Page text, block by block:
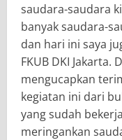
saudara-saudara
banyak saudara-
dan hari ini saya
FKUB DKI Jakarta.
mengucapkan
kegiatan ini dari
yang sudah
meringankan